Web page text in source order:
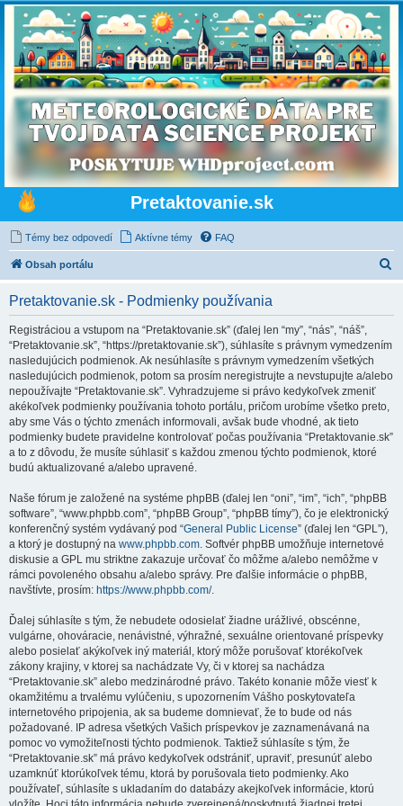
Pretaktovanie.sk
Témy bez odpovedí Aktívne témy FAQ
Obsah portálu
Pretaktovanie.sk - Podmienky používania
Registráciou a vstupom na “Pretaktovanie.sk” (ďalej len “my”, “nás”, “náš”,
“Pretaktovanie.sk”, “https://pretaktovanie.sk”), súhlasíte s právnym vymedzením
nasledujúcich podmienok. Ak nesúhlasíte s právnym vymedzením všetkých
nasledujúcich podmienok, potom sa prosím neregistrujte a nevstupujte a/alebo
nepoužívajte “Pretaktovanie.sk”. Vyhradzujeme si právo kedykoľvek zmeniť
akékoľvek podmienky používania tohoto portálu, pričom urobíme všetko preto,
aby sme Vás o týchto zmenách informovali, avšak bude vhodné, ak tieto
podmienky budete pravidelne kontrolovať počas používania “Pretaktovanie.sk”
a to z dôvodu, že musíte súhlasiť s každou zmenou týchto podmienok, ktoré
budú aktualizované a/alebo upravené.
Naše fórum je založené na systéme phpBB (ďalej len “oni”, “im”, “ich”, “phpBB
software”, “www.phpbb.com”, “phpBB Group”, “phpBB tímy”), čo je elektronický
konferenčný systém vydávaný pod “General Public License” (ďalej len “GPL”),
a ktorý je dostupný na www.phpbb.com. Softvér phpBB umožňuje internetové
diskusie a GPL mu striktne zakazuje určovať čo môžme a/alebo nemôžme v
rámci povoleného obsahu a/alebo správy. Pre ďalšie informácie o phpBB,
navštívte, prosím: https://www.phpbb.com/.
Ďalej súhlasíte s tým, že nebudete odosielať žiadne urážlivé, obscénne,
vulgárne, ohováracie, nenávistné, výhražné, sexuálne orientované príspevky
alebo posielať akýkoľvek iný materiál, ktorý môže porušovať ktorékoľvek
zákony krajiny, v ktorej sa nachádzate Vy, či v ktorej sa nachádza
“Pretaktovanie.sk” alebo medzinárodné právo. Takéto konanie môže viesť k
okamžitému a trvalému vylúčeniu, s upozornením Vášho poskytovateľa
internetového pripojenia, ak sa budeme domnievať, že to bude od nás
požadované. IP adresa všetkých Vašich príspevkov je zaznamenávaná na
pomoc vo vymožiteľnosti týchto podmienok. Taktiež súhlasíte s tým, že
“Pretaktovanie.sk” má právo kedykoľvek odstrániť, upraviť, presunúť alebo
uzamknúť ktorúkoľvek tému, ktorá by porušovala tieto podmienky. Ako
používateľ, súhlasíte s ukladaním do databázy akejkoľvek informácie, ktorú